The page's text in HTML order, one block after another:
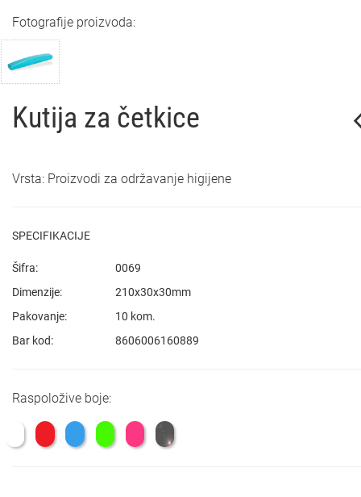
Fotografije proizvoda:
Kutija za četkice
Vrsta: Proizvodi za održavanje higijene
SPECIFIKACIJE
Šifra:
0069
Dimenzije:
210x30x30mm
Pakovanje:
10 kom.
Bar kod:
8606006160889
Raspoložive boje: